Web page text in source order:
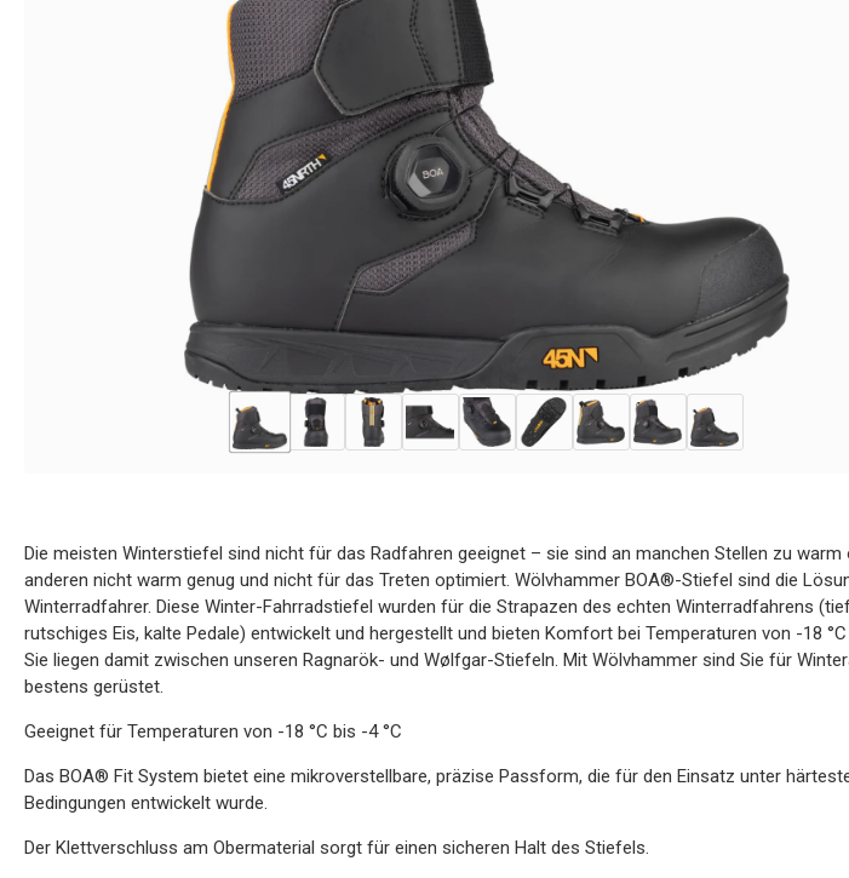
Die meisten Winterstiefel sind nicht für das Radfahren geeignet – sie sind an manchen Stellen zu warm
anderen nicht warm genug und nicht für das Treten optimiert. Wölvhammer BOA®-Stiefel sind die
Winterradfahrer. Diese Winter-Fahrradstiefel wurden für die Strapazen des echten Winterradfahrens
rutschiges Eis, kalte Pedale) entwickelt und hergestellt und bieten Komfort bei Temperaturen von -18 °C
Sie liegen damit zwischen unseren Ragnarök- und Wølfgar-Stiefeln. Mit Wölvhammer sind Sie für
bestens gerüstet.
Geeignet für Temperaturen von -18 °C bis -4 °C
Das BOA® Fit System bietet eine mikroverstellbare, präzise Passform, die für den Einsatz unter
Bedingungen entwickelt wurde.
Der Klettverschluss am Obermaterial sorgt für einen sicheren Halt des Stiefels.